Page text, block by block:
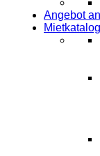
Angebot
Mietkatalog